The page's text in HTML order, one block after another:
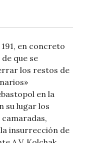
en concreto
de que se
los restos de
en la
su lugar los
insurrección de